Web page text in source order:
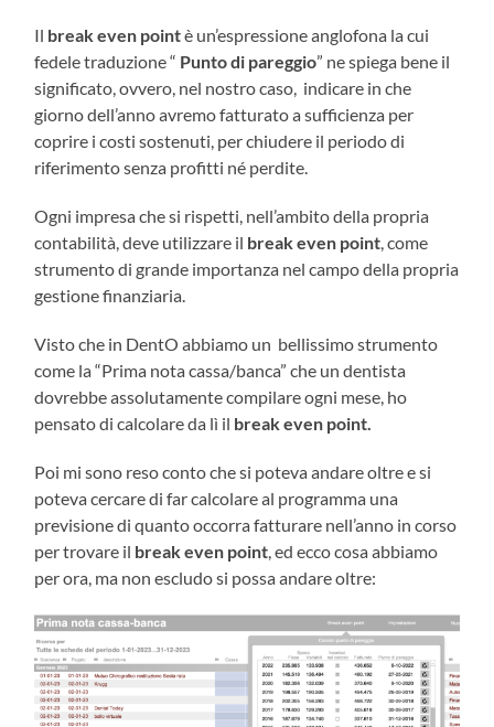
Il break even pointè un’espressione anglofona la cui
fedele traduzione “ Punto di pareggio” ne spiega bene il
significato, ovvero, nel nostro caso, indicare in che
giorno dell’anno avremo fatturato a sufficienza per
coprire i costi sostenuti, per chiudere il periodo di
riferimento senza profitti né perdite.
Ogni impresa che si rispetti, nell’ambito della propria
contabilità, deve utilizzare il break even point , come
strumento di grande importanza nel campo della propria
gestione finanziaria.
Visto che in DentO abbiamo un bellissimo strumento
come la “Prima nota cassa/banca” che un dentista
dovrebbe assolutamente compilare ogni mese, ho
pensato di calcolare da lì il break even point.
Poi mi sono reso conto che si poteva andare oltre e si
poteva cercare di far calcolare al programma una
previsione di quanto occorra fatturare nell’anno in corso
per trovare il break even point , ed ecco cosa abbiamo
per ora, ma non escludo si possa andare oltre: